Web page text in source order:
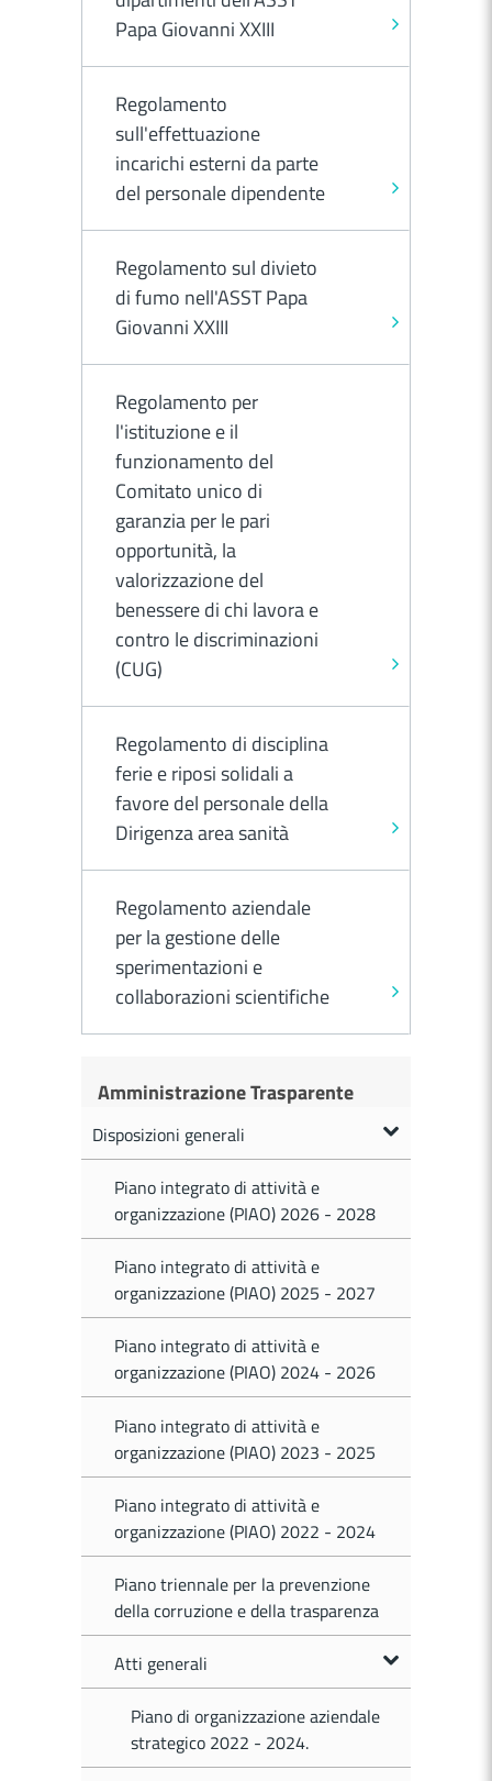
Papa Giovanni XXIII
Regolamento
sull'effettuazione
incarichi esterni da parte
del personale dipendente
Regolamento sul divieto
di fumo nell'ASST Papa
Giovanni XXIII
Regolamento per
l'istituzione e il
funzionamento del
Comitato unico di
garanzia per le pari
opportunità, la
valorizzazione del
benessere di chi lavora e
contro le discriminazioni
(CUG)
Regolamento di disciplina
ferie e riposi solidali a
favore del personale della
Dirigenza area sanità
Regolamento aziendale
per la gestione delle
sperimentazioni e
collaborazioni scientifiche
Amministrazione Trasparente
Disposizioni generali
Piano integrato di attività e
organizzazione (PIAO) 2026 - 2028
Piano integrato di attività e
organizzazione (PIAO) 2025 - 2027
Piano integrato di attività e
organizzazione (PIAO) 2024 - 2026
Piano integrato di attività e
organizzazione (PIAO) 2023 - 2025
Piano integrato di attività e
organizzazione (PIAO) 2022 - 2024
Piano triennale per la prevenzione
della corruzione e della trasparenza
Atti generali
Piano di organizzazione aziendale
strategico 2022 - 2024.